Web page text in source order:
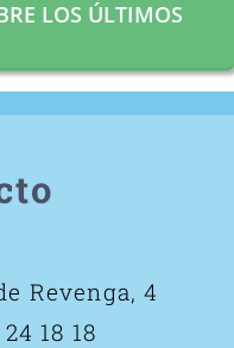
LOS ÚLTIMOS
Revenga, 4
18 18